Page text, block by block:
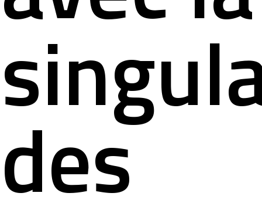
des